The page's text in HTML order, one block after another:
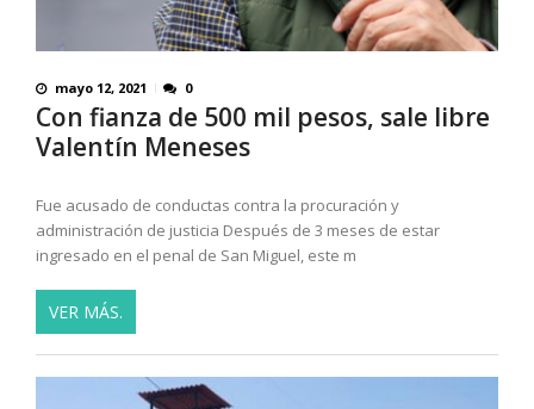
mayo 12, 2021 0
Con fianza de 500 mil pesos, sale libre
Valentín Meneses
Fue acusado de conductas contra la procuración y
administración de justicia Después de 3 meses de estar
ingresado en el penal de San Miguel, este m
VER MÁS.